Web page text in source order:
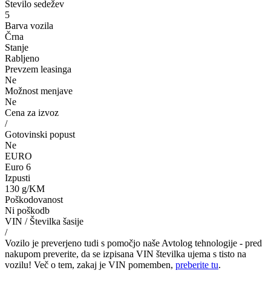
Število sedežev
5
Barva vozila
Črna
Stanje
Rabljeno
Prevzem leasinga
Ne
Možnost menjave
Ne
Cena za izvoz
/
Gotovinski popust
Ne
EURO
Euro 6
Izpusti
130 g/KM
Poškodovanost
Ni poškodb
VIN / Številka šasije
/
Vozilo je preverjeno tudi s pomočjo naše Avtolog tehnologije - pred
nakupom preverite, da se izpisana VIN številka ujema s tisto na
vozilu! Več o tem, zakaj je VIN pomemben, preberite tu.